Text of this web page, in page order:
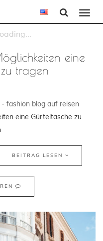
eine
tragen
fashion blog auf reisen
eine Gürteltasche zu
BEITRAG LESEN